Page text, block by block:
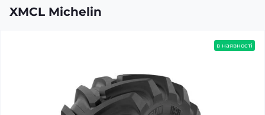
XMCL Michelin
в наявності